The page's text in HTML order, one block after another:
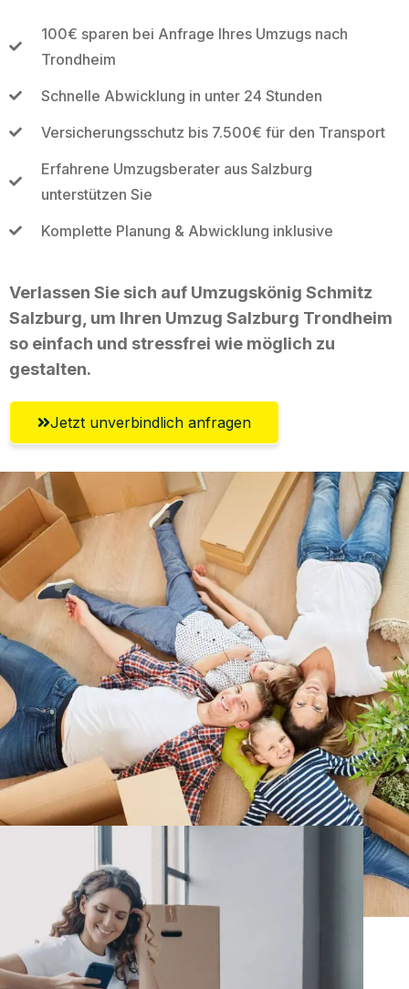
100€ sparen bei Anfrage Ihres Umzugs nach
Trondheim
Schnelle Abwicklung in unter 24 Stunden
Versicherungsschutz bis 7.500€ für den Transport
Erfahrene Umzugsberater aus Salzburg
unterstützen Sie
Komplette Planung & Abwicklung inklusive
Verlassen Sie sich auf Umzugskönig Schmitz
Salzburg, um Ihren Umzug Salzburg Trondheim
so einfach und stressfrei wie möglich zu
gestalten.
Jetzt unverbindlich anfragen